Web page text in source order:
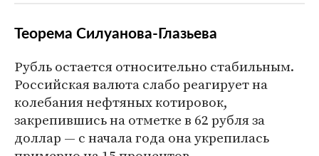
Теорема Силуанова-Глазьева
Рубль остается относительно стабильным.
Российская валюта слабо реагирует на
колебания нефтяных котировок,
закрепившись на отметке в 62 рубля за
доллар — с начала года она укрепилась